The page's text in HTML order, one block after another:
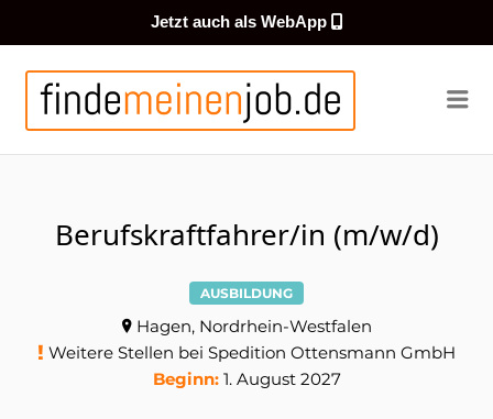
Jetzt auch als WebApp
Berufskraftfahrer/in (m/w/d)
AUSBILDUNG
Hagen, Nordrhein-Westfalen
Weitere Stellen bei Spedition Ottensmann GmbH
Beginn:1. August 2027